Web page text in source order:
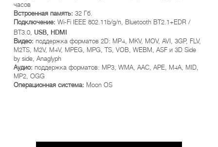
часов
Встроенная память: 32 Гб.
Подключение: Wi-Fi IEEE 802.11b/g/n, Bluetooth BT2.1+EDR /
BT3.0, USB, HDMI
Видео: поддержка форматов 2D: MP4, MKV, MOV, AVI, 3GP, FLV,
M2TS, M2V, M4V, MPEG, MPG, TS, VOB, WEBM, ASF и 3D Side
by side, Anaglyph
Аудио:поддержка форматов: MP3, WMA, AAC, APE, M4A, MID,
MP2, OGG
Операционная система: Moon OS